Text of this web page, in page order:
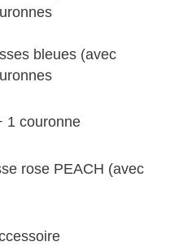
bleues (avec
1 couronne
rose PEACH (avec